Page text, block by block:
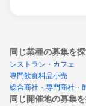
同じ業種の募集を
レストラン・カフェ
専門飲食料品小売
総合商社・専門商社・
同じ開催地の募集